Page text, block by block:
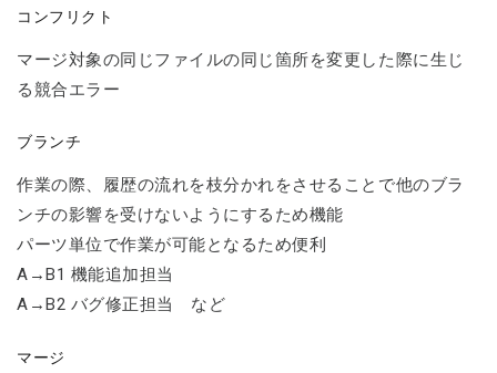
コンフリクト
マージ対象の同じファイルの同じ箇所を変更した際に生じ
る競合エラー
ブランチ
作業の際、履歴の流れを枝分かれをさせることで他のブラ
ンチの影響を受けないようにするため機能
パーツ単位で作業が可能となるため便利
A→B1 機能追加担当
A→B2 バグ修正担当 など
マージ